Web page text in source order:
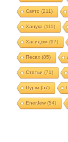
Свято (211)
Ханука (111)
Хасидізм (97)
Песах(85)
Статьи (71)
Пурім (57)
EnerJew(54)